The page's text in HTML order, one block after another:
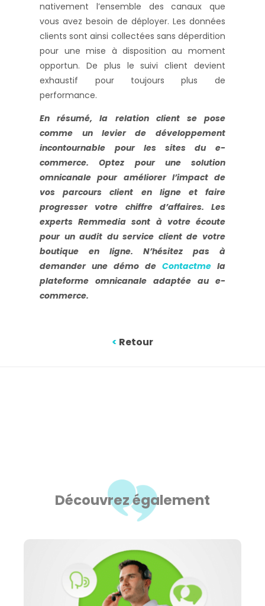
nativement l’ensemble des canaux que
vous avez besoin de déployer. Les données
clients sont ainsi collectées sans déperdition
pour une mise à disposition au moment
opportun. De plus le suivi client devient
exhaustif pour toujours plus de
performance.
En résumé, la relation client se pose
comme un levier de développement
incontournable pour les sites du e-
commerce. Optez pour une solution
omnicanale pour améliorer l’impact de
vos parcours client en ligne et faire
progresser votre chiffre d’affaires. Les
experts Remmedia sont à votre écoute
pour un audit du service client de votre
boutique en ligne. N’hésitez pas à
demander une démo de Contactmela
plateforme omnicanale adaptée au e-
commerce.
< Retour
Découvrez également